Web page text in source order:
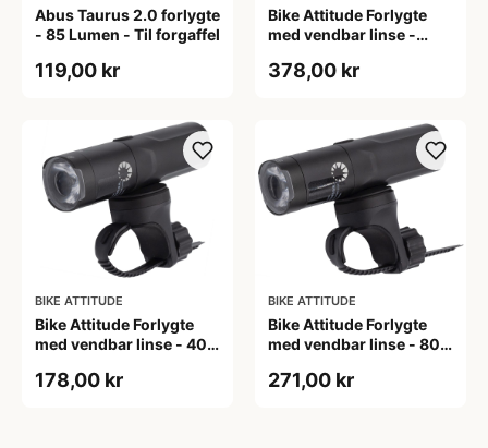
Abus Taurus 2.0 forlygte
- 85 Lumen - Til forgaffel
119,00 kr
Bike Attitude Forlygte
med vendbar linse -
378,00 kr
BIKE ATTITUDE
Bike Attitude Forlygte
med vendbar linse - 400
178,00 kr
BIKE ATTITUDE
Bike Attitude Forlygte
med vendbar linse - 800
271,00 kr